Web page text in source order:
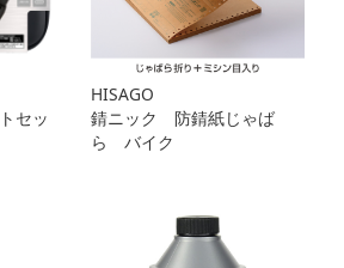
セッ
HISAGO
錆ニック 防錆紙じゃば
ら バイク